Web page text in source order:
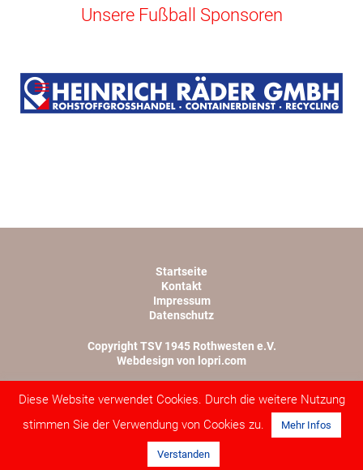
Unsere Fußball Sponsoren
Startseite
Kontakt
Impressum
Datenschutz
Copyright TSV 1945 Rothwesten e.V.
Webdesign von lopri.com
Diese Website verwendet Cookies. Durch die weitere Nutzung
stimmen Sie der Verwendung von Cookies zu.
Mehr Infos
Verstanden